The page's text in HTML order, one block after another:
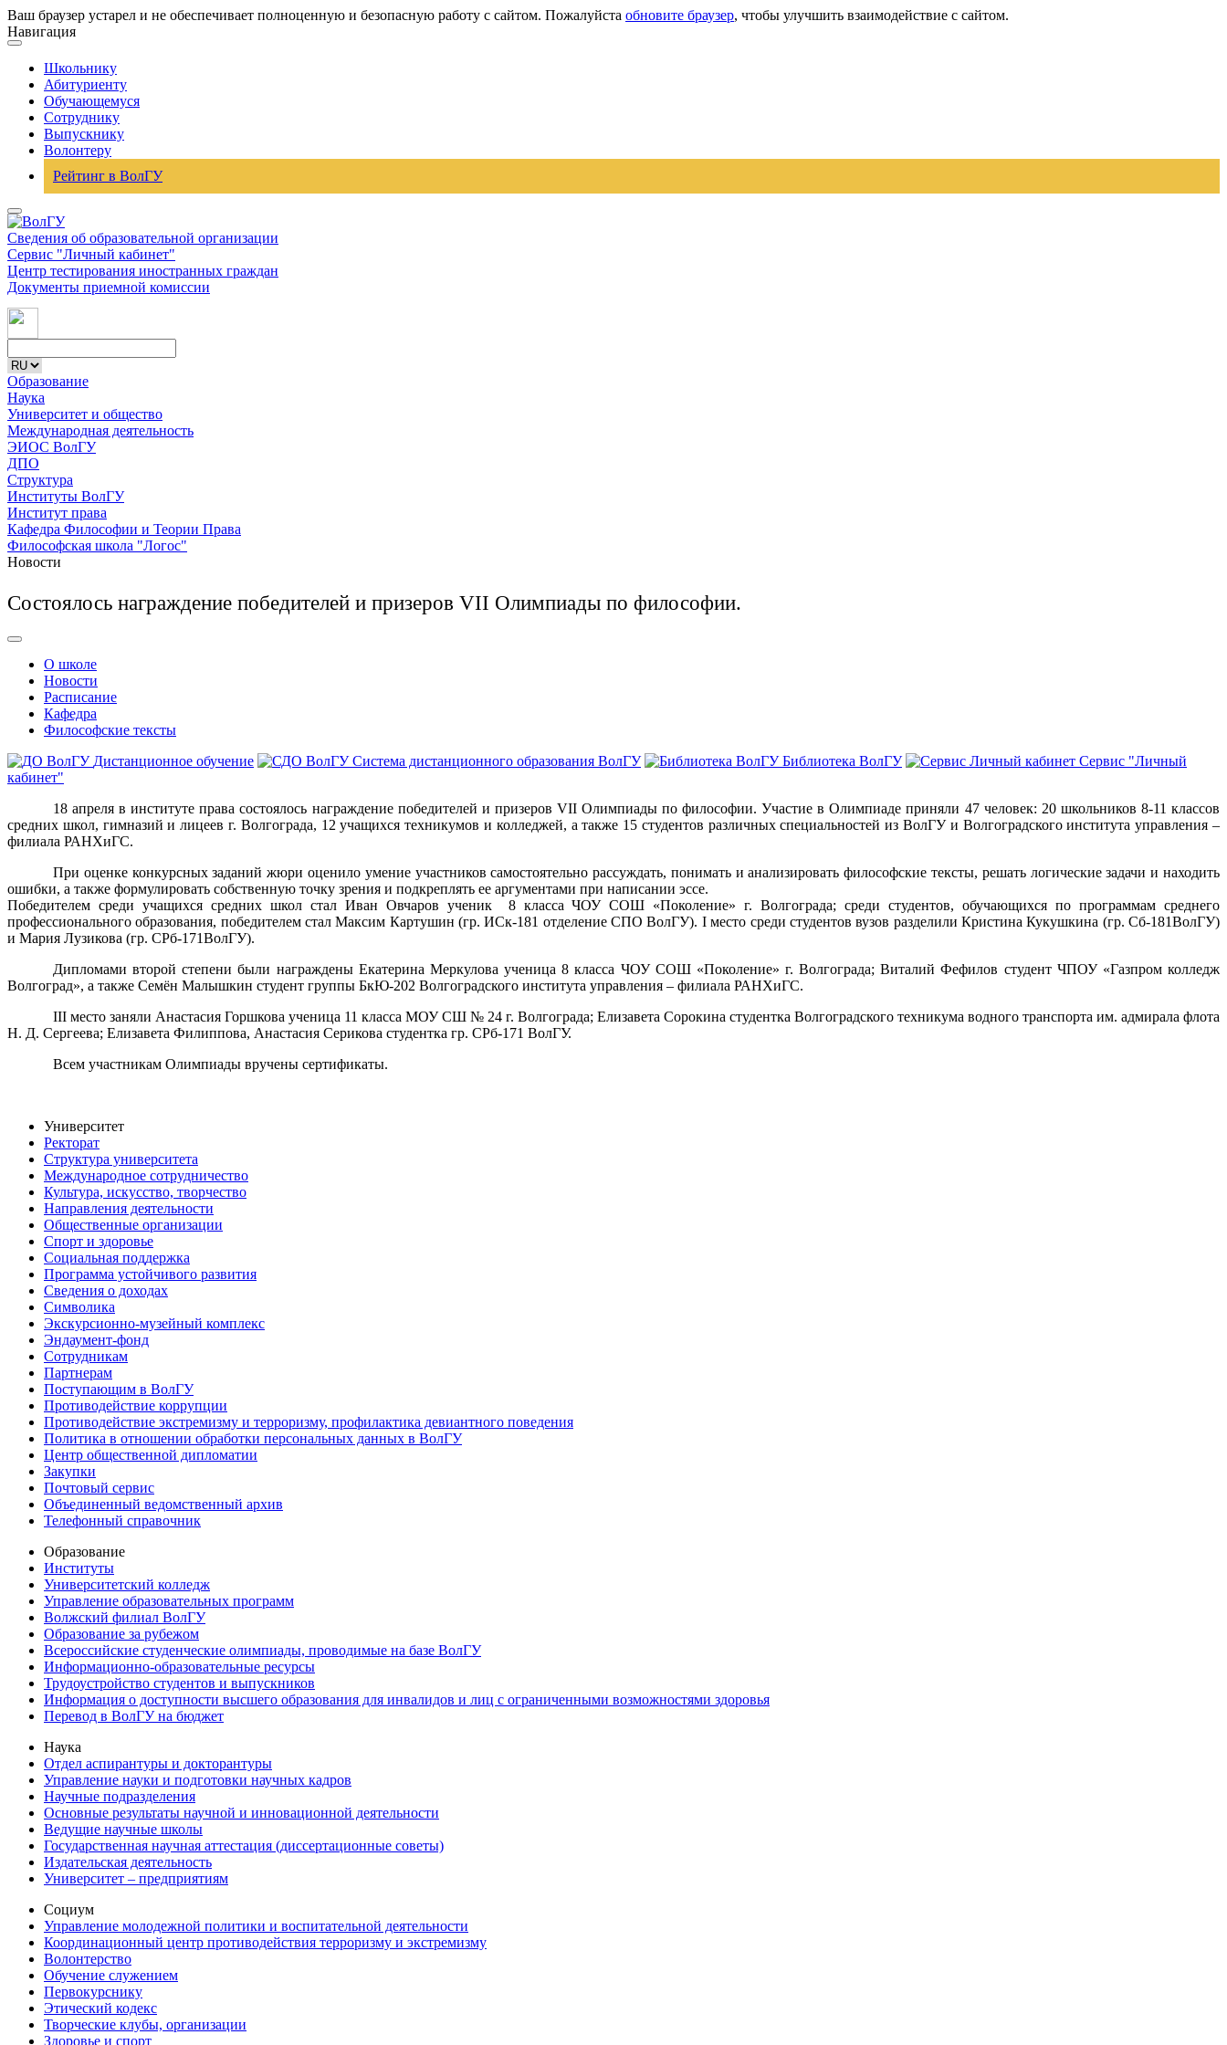
Ваш браузер устарел и не обеспечивает полноценную и безопасную работу с сайтом. Пожалуйста обновите браузер, чтобы улучшить взаимодействие с сайтом.
Навигация
Школьнику
Абитуриенту
Обучающемуся
Сотруднику
Выпускнику
Волонтеру
Рейтинг в ВолГУ
Сведения об образовательной организации
Сервис "Личный кабинет"
Центр тестирования иностранных граждан
Документы приемной комиссии
Образование
Наука
Университет и общество
Международная деятельность
ЭИОС ВолГУ
ДПО
Структура
Институты ВолГУ
Институт права
Кафедра Философии и Теории Права
Философская школа "Логос"
Новости
Состоялось награждение победителей и призеров VII Олимпиады по философии.
О школе
Новости
Расписание
Кафедра
Философские тексты
Дистанционное обучение
Система дистанционного образования ВолГУ Библиотека ВолГУ
Сервис "Личный
кабинет"
18 апреля в институте права состоялось награждение победителей и призеров VII Олимпиады по философии. Участие в Олимпиаде приняли 47 человек: 20 школьников 8-11 классов
средних школ, гимназий и лицеев г. Волгограда, 12 учащихся техникумов и колледжей, а также 15 студентов различных специальностей из ВолГУ и Волгоградского института управления –
филиала РАНХиГС.
При оценке конкурсных заданий жюри оценило умение участников самостоятельно рассуждать, понимать и анализировать философские тексты, решать логические задачи и находить
ошибки, а также формулировать собственную точку зрения и подкреплять ее аргументами при написании эссе.
Победителем среди учащихся средних школ стал Иван Овчаров ученик 8 класса ЧОУ СОШ «Поколение» г. Волгограда; среди студентов, обучающихся по программам среднего
профессионального образования, победителем стал Максим Картушин (гр. ИСк-181 отделение СПО ВолГУ). I место среди студентов вузов разделили Кристина Кукушкина (гр. Сб-181ВолГУ)
и Мария Лузикова (гр. СРб-171ВолГУ).
Дипломами второй степени были награждены Екатерина Меркулова ученица 8 класса ЧОУ СОШ «Поколение» г. Волгограда; Виталий Фефилов студент ЧПОУ «Газпром колледж
Волгоград», а также Семён Малышкин студент группы БкЮ-202 Волгоградского института управления – филиала РАНХиГС.
III место заняли Анастасия Горшкова ученица 11 класса МОУ СШ № 24 г. Волгограда; Елизавета Сорокина студентка Волгоградского техникума водного транспорта им. адмирала флота
Н. Д. Сергеева; Елизавета Филиппова, Анастасия Серикова студентка гр. СРб-171 ВолГУ.
Всем участникам Олимпиады вручены сертификаты.
Университет
Ректорат
Структура университета
Международное сотрудничество
Культура, искусство, творчество
Направления деятельности
Общественные организации
Спорт и здоровье
Социальная поддержка
Программа устойчивого развития
Сведения о доходах
Символика
Экскурсионно-музейный комплекс
Эндаумент-фонд
Сотрудникам
Партнерам
Поступающим в ВолГУ
Противодействие коррупции
Противодействие экстремизму и терроризму, профилактика девиантного поведения
Политика в отношении обработки персональных данных в ВолГУ
Центр общественной дипломатии
Закупки
Почтовый сервис
Объединенный ведомственный архив
Телефонный справочник
Образование
Институты
Университетский колледж
Управление образовательных программ
Волжский филиал ВолГУ
Образование за рубежом
Всероссийские студенческие олимпиады, проводимые на базе ВолГУ
Информационно-образовательные ресурсы
Трудоустройство студентов и выпускников
Информация о доступности высшего образования для инвалидов и лиц с ограниченными возможностями здоровья
Перевод в ВолГУ на бюджет
Наука
Отдел аспирантуры и докторантуры
Управление науки и подготовки научных кадров
Научные подразделения
Основные результаты научной и инновационной деятельности
Ведущие научные школы
Государственная научная аттестация (диссертационные советы)
Издательская деятельность
Университет – предприятиям
Социум
Управление молодежной политики и воспитательной деятельности
Координационный центр противодействия терроризму и экстремизму
Волонтерство
Обучение служением
Первокурснику
Этический кодекс
Творческие клубы, организации
Здоровье и спорт